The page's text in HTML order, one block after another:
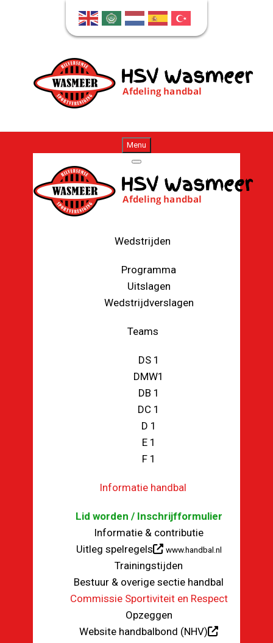
Menu
Wedstrijden
Programma
Uitslagen
Wedstrijdverslagen
Teams
DS 1
DMW1
DB 1
DC 1
D 1
E 1
F 1
Informatie handbal
Lid worden / Inschrijfformulier
Informatie & contributie
Uitleg spelregels
www.handbal.nl
Trainingstijden
Bestuur & overige sectie handbal
Commissie Sportiviteit en Respect
Opzeggen
Website handbalbond (NHV)